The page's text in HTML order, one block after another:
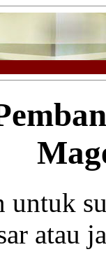
untuk
atau